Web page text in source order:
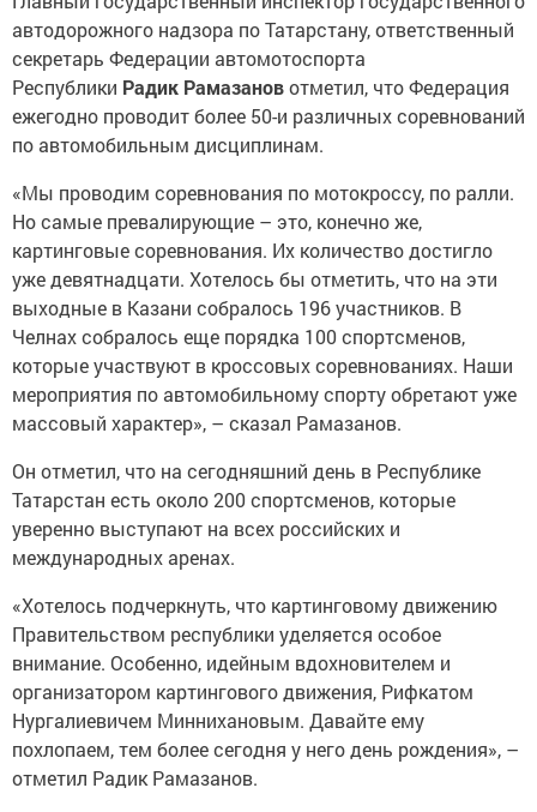
автодорожного надзора по Татарстану, ответственный
секретарь Федерации автомотоспорта
Республики Радик Рамазановотметил, что Федерация
ежегодно проводит более 50-и различных соревнований
по автомобильным дисциплинам.
«Мы проводим соревнования по мотокроссу, по ралли.
Но самые превалирующие – это, конечно же,
картинговые соревнования. Их количество достигло
уже девятнадцати. Хотелось бы отметить, что на эти
выходные в Казани собралось 196 участников. В
Челнах собралось еще порядка 100 спортсменов,
которые участвуют в кроссовых соревнованиях. Наши
мероприятия по автомобильному спорту обретают уже
массовый характер», – сказал Рамазанов.
Он отметил, что на сегодняшний день в Республике
Татарстан есть около 200 спортсменов, которые
уверенно выступают на всех российских и
международных аренах.
«Хотелось подчеркнуть, что картинговому движению
Правительством республики уделяется особое
внимание. Особенно, идейным вдохновителем и
организатором картингового движения, Рифкатом
Нургалиевичем Миннихановым. Давайте ему
похлопаем, тем более сегодня у него день рождения», –
отметил Радик Рамазанов.